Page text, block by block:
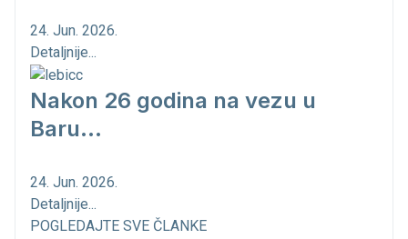
24. Jun. 2026.
Detaljnije...
Nakon 26 godina na vezu u
Baru...
24. Jun. 2026.
Detaljnije...
POGLEDAJTE SVE ČLANKE